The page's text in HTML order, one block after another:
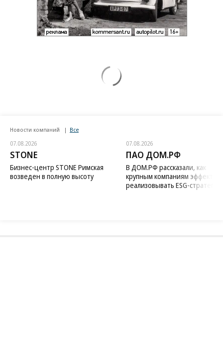
Новости компаний Все
07.08.2026
STONE
Бизнес-центр STONE Римская
возведен в полную высоту
07.08.2026
ПАО ДОМ.РФ
В ДОМ.РФ рассказали, как
крупным компаниям
реализовывать ESG-стратегию